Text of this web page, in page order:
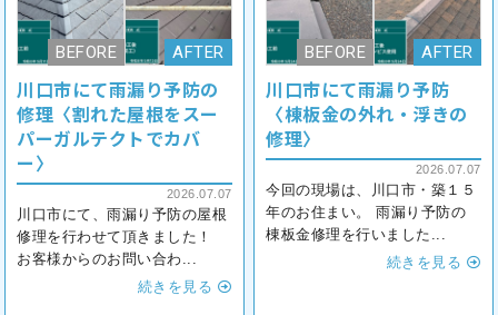
川口市にて雨漏り予防の
修理〈割れた屋根をスー
パーガルテクトでカバ
ー〉
2026.07.07
川口市にて、雨漏り予防の屋根
修理を行わせて頂きました！
お客様からのお問い合わ...
続きを見る
川口市にて雨漏り予防
〈棟板金の外れ・浮きの
修理〉
2026.07.07
今回の現場は、川口市・築１５
年のお住まい。 雨漏り予防の
棟板金修理を行いました...
続きを見る